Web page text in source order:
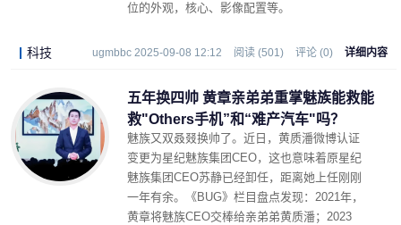
位的外观，核心、影像配置等。
科技 ugmbbc 2025-09-08 12:12 阅读 (501) 评论 (0) 详细内容
五年换四帅 黄章亲弟弟重掌魅族能救能
救"Others手机”和“难产汽车"吗？
魅族又双叒叕换帅了。近日，黄质潘微博认证
变更为星纪魅族集团CEO，这也意味着原星纪
魅族集团CEO苏静已经卸任，距离她上任刚刚
一年有余。《BUG》栏目盘点发现：2021年，
黄章将魅族CEO交棒给亲弟弟黄质潘；2023